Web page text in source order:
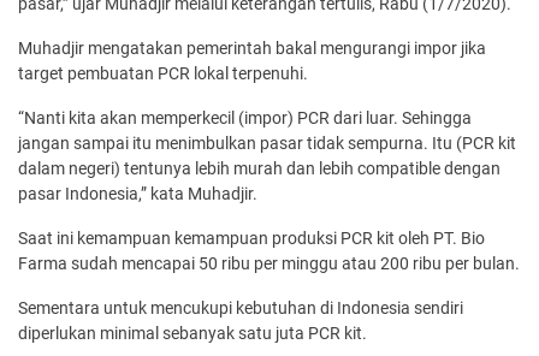
pasar,” ujar Muhadjir melalui keterangan tertulis, Rabu (1/7/2020).
Muhadjir mengatakan pemerintah bakal mengurangi impor jika
target pembuatan PCR lokal terpenuhi.
“Nanti kita akan memperkecil (impor) PCR dari luar. Sehingga
jangan sampai itu menimbulkan pasar tidak sempurna. Itu (PCR kit
dalam negeri) tentunya lebih murah dan lebih compatible dengan
pasar Indonesia,” kata Muhadjir.
Saat ini kemampuan kemampuan produksi PCR kit oleh PT. Bio
Farma sudah mencapai 50 ribu per minggu atau 200 ribu per bulan.
Sementara untuk mencukupi kebutuhan di Indonesia sendiri
diperlukan minimal sebanyak satu juta PCR kit.